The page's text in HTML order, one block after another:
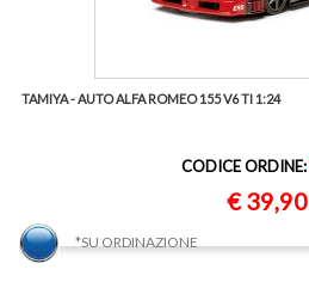
TAMIYA - AUTO ALFA ROMEO 155 V6 TI 1:24
CODICE ORDINE:
€ 39,90
*SU ORDINAZIONE